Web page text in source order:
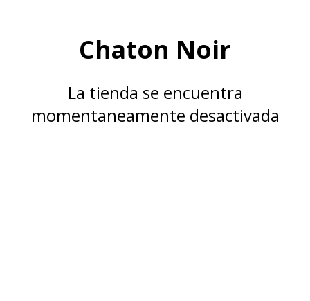
Chaton Noir
La tienda se encuentra
momentaneamente desactivada